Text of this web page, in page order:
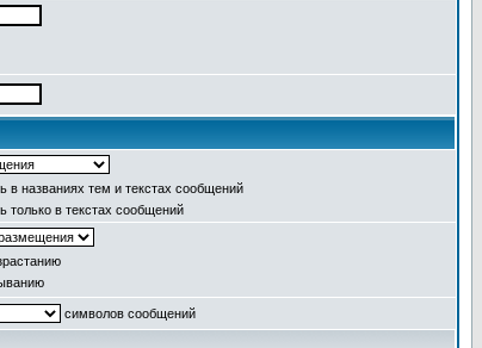
в названиях тем и текстах сообщений
только в текстах сообщений
символов сообщений